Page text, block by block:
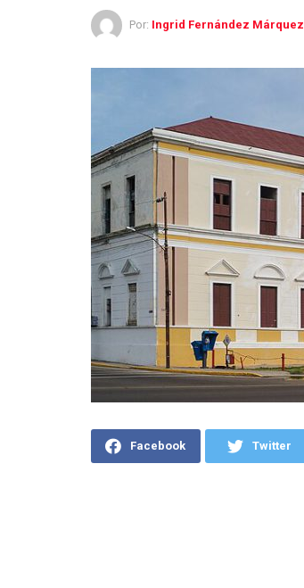
Por: Ingrid Fernández Márquez
Facebook Twitter